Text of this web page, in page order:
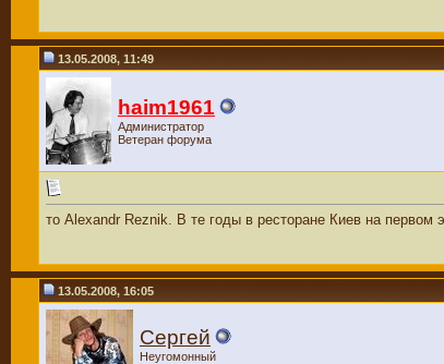
13.05.2008, 11:49
haim1961
Администратор
Ветеран форума
то Alexandr Reznik. В те годы в ресторане Киев на
13.05.2008, 16:05
Сергей
Неугомонный